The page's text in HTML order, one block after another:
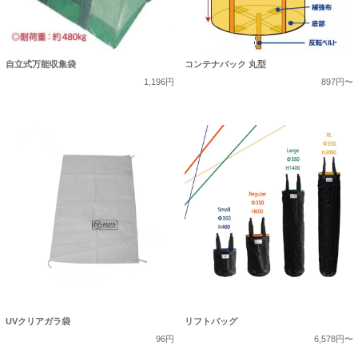
自立式万能収集袋
1,196円
コンテナバック 丸型
897円〜
UVクリアガラ袋
96円
リフトバッグ
6,578円〜